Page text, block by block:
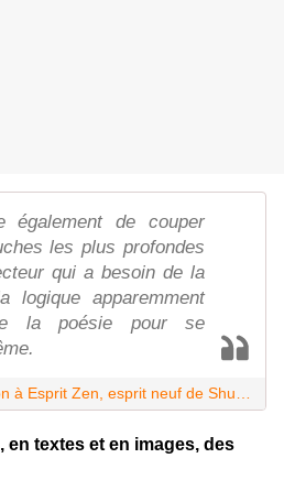
de couper
les plus profondes
qui a besoin de la
logique apparemment
la poésie pour se
textes et en images, des